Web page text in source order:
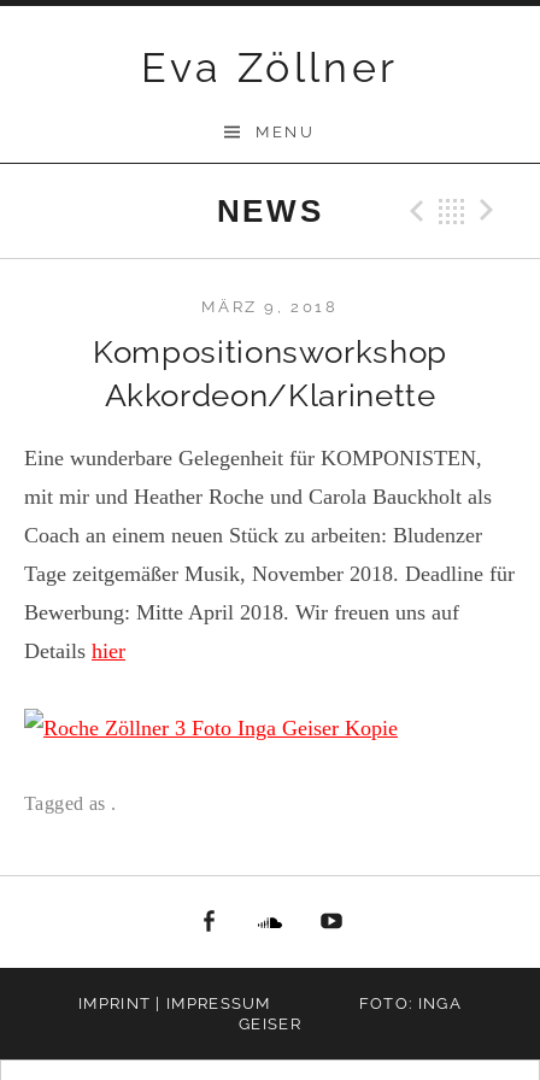
Eva Zöllner
MENU
NEWS
Kompositionsworkshop
Akkordeon/Klarinette
MÄRZ 9, 2018
Eine wunderbare Gelegenheit für KOMPONISTEN,
mit mir und Heather Roche und Carola Bauckholt als
Coach an einem neuen Stück zu arbeiten: Bludenzer
Tage zeitgemäßer Musik, November 2018. Deadline für
Bewerbung: Mitte April 2018. Wir freuen uns auf
Details hier
Tagged as .
facebookSoundcloud
IMPRINT | IMPRESSUM
FOTO: INGA
GEISER